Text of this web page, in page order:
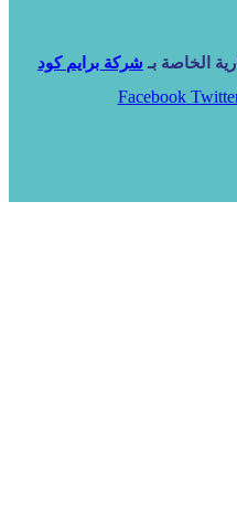
الخاصة بـ شركة برايم كود
Facebook